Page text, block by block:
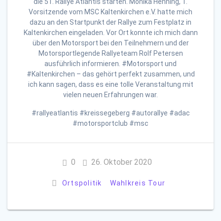
Vorsitzende vom MSC Kaltenkirchen e.V. hatte mich
dazu an den Startpunkt der Rallye zum Festplatz in
Kaltenkirchen eingeladen. Vor Ort konnte ich mich dann
über den Motorsport bei den Teilnehmern und der
Motorsportlegende Rallyeteam Rolf Petersen
ausführlich informieren. #Motorsport und
#Kaltenkirchen – das gehört perfekt zusammen, und
ich kann sagen, dass es eine tolle Veranstaltung mit
vielen neuen Erfahrungen war.
#rallyeatlantis #kreissegeberg #autorallye #adac
#motorsportclub #msc
0 26. Oktober 2020
Ortspolitik Wahlkreis Tour